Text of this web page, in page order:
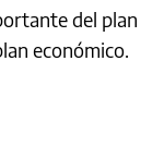
del plan
económico.